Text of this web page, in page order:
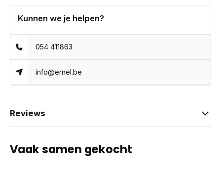
Kunnen we je helpen?
054 411863
info@ernel.be
Reviews
Vaak samen gekocht